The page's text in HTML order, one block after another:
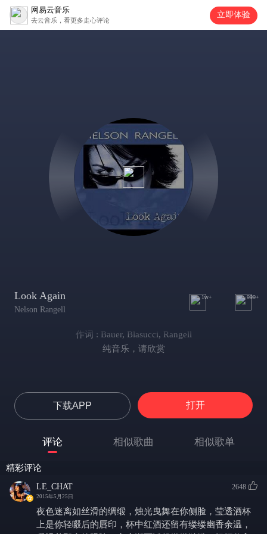
网易云音乐
去云音乐，看更多走心评论
立即体验
Look Again
Nelson Rangell
1w+ 999+
作词 : Bauer, Blasucci, Rangell
纯音乐，请欣赏
下载APP 打开
评论 相似歌曲 相似歌单
精彩评论
LE_CHAT
2015年5月25日
2648
夜色迷离如丝滑的绸缎，烛光曳舞在你侧脸，莹透酒杯
上是你轻啜后的唇印，杯中红酒还留有缕缕幽香余温，